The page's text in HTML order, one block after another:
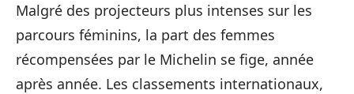
Malgré des projecteurs plus intenses sur les
parcours féminins, la part des femmes
récompensées par le Michelin se fige, année
après année. Les classements internationaux,